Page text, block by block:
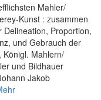
Mahler/
Kunst : zusammen
Delineation, Proportion,
und Gebrauch der
Königl. Mahlern/
und Bildhauer
Jakob